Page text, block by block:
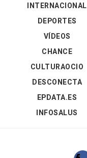
INTERNACIONAL
DEPORTES
VÍDEOS
CHANCE
CULTURAOCIO
DESCONECTA
EPDATA.ES
INFOSALUS